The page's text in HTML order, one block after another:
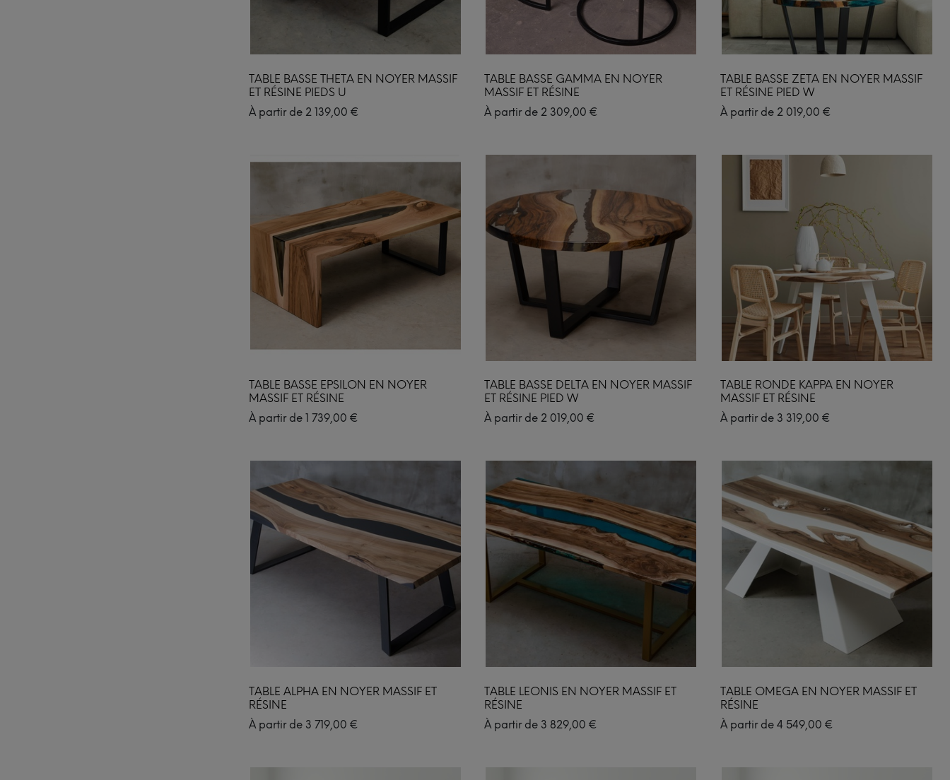
TABLE BASSE THETA EN NOYER MASSIF
ET RÉSINE PIEDS U
À partir de 2 139,00 €
TABLE BASSE GAMMA EN NOYER
MASSIF ET RÉSINE
À partir de 2 309,00 €
TABLE BASSE ZETA EN NOYER MASSIF
ET RÉSINE PIED W
À partir de 2 019,00 €
TABLE BASSE EPSILON EN NOYER
MASSIF ET RÉSINE
À partir de 1 739,00 €
TABLE BASSE DELTA EN NOYER MASSIF
ET RÉSINE PIED W
À partir de 2 019,00 €
TABLE RONDE KAPPA EN NOYER
MASSIF ET RÉSINE
À partir de 3 319,00 €
TABLE ALPHA EN NOYER MASSIF ET
RÉSINE
À partir de 3 719,00 €
TABLE LEONIS EN NOYER MASSIF ET
RÉSINE
À partir de 3 829,00 €
TABLE OMEGA EN NOYER MASSIF ET
RÉSINE
À partir de 4 549,00 €